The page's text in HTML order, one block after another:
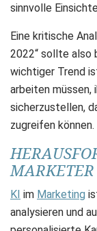
sinnvolle
Eine kritische
2022“ sollte also
wichtiger Trend
arbeiten müssen,
sicherzustellen,
zugreifen können.
KI im Marketing
analysieren und